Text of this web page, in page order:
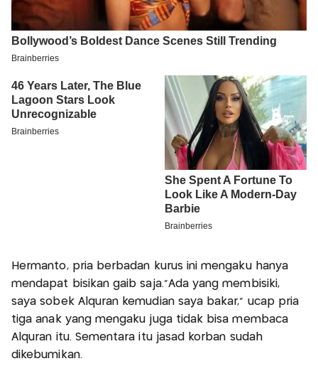
Hermanto, pria berbadan kurus ini mengaku hanya
mendapat bisikan gaib saja."Ada yang membisiki,
saya sobek Alquran kemudian saya bakar," ucap pria
tiga anak yang mengaku juga tidak bisa membaca
Alquran itu. Sementara itu jasad korban sudah
dikebumikan.